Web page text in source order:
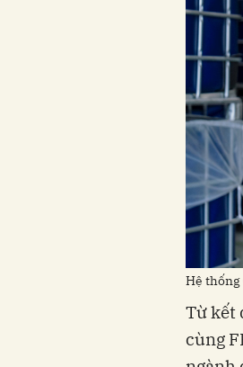
Hệ thống
Từ kết
cùng